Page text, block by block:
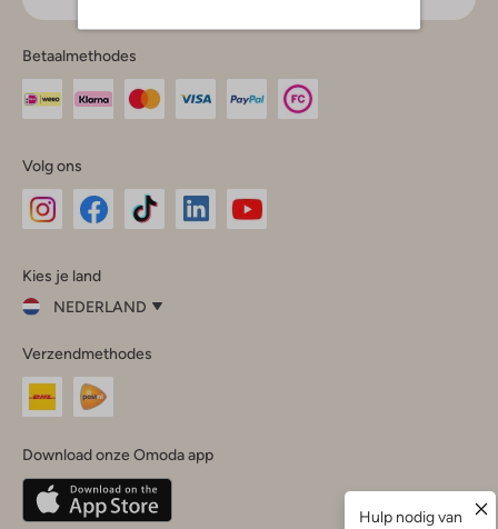
Betaalmethodes
Volg ons
InstagramFacebook
Kies je land
NEDERLAND
je
land
Nederland
Belgique(Français)
Deutschland
Verzendmethodes
Download onze Omoda app